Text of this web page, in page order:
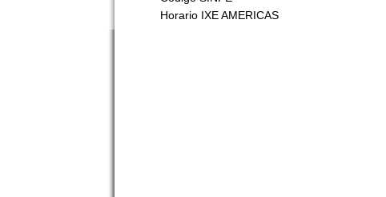
Horario IXE AMERICAS